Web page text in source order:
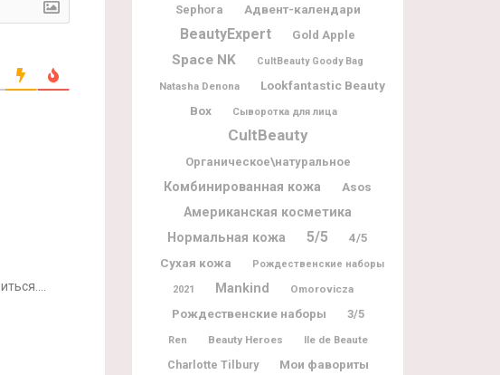
Sephora Адвент-календари
BeautyExpert Gold Apple
Space NK CultBeauty Goody Bag
Natasha Denona
Lookfantastic Beauty
Box
Сыворотка для лица
CultBeauty
Органическое\натуральное
Комбинированная кожа Asos
Американская косметика
Нормальная кожа
5/5
4/5
Сухая кожа
Рождественские наборы
2021 Mankind Omorovicza
Рождественские наборы 3/5
Ren Beauty Heroes Ile de Beaute
Charlotte Tilbury Мои фавориты